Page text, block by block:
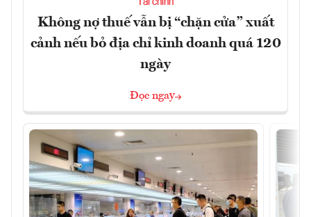
Không nợ thuế vẫn bị “chặn cửa” xuất
cảnh nếu bỏ địa chỉ kinh doanh quá 120
ngày
Đọc ngay